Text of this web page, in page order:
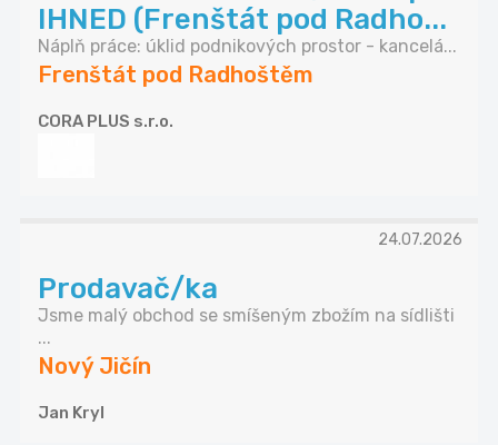
IHNED (Frenštát pod Radho...
Náplň práce: úklid podnikových prostor - kancelá...
Frenštát pod Radhoštěm
CORA PLUS s.r.o.
24.07.2026
Prodavač/ka
Jsme malý obchod se smíšeným zbožím na sídlišti
...
Nový Jičín
Jan Kryl